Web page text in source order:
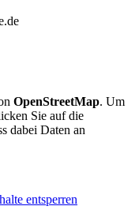
OpenStreetMap. Um
Sie auf die
dabei Daten an
entsperren